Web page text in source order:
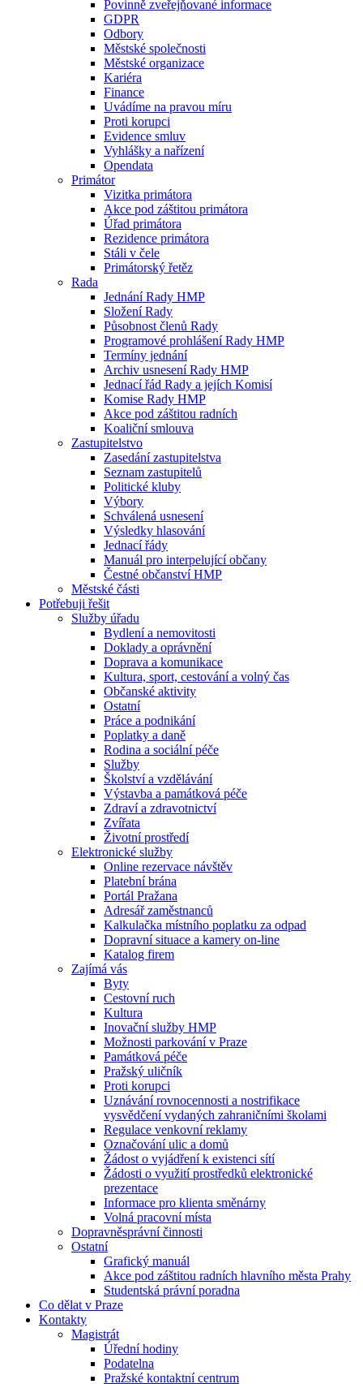
Povinně zveřejňované informace
GDPR
Odbory
Městské společnosti
Městské organizace
Kariéra
Finance
Uvádíme na pravou míru
Proti korupci
Evidence smluv
Vyhlášky a nařízení
Opendata
Primátor
Vizitka primátora
Akce pod záštitou primátora
Úřad primátora
Rezidence primátora
Stáli v čele
Primátorský řetěz
Rada
Jednání Rady HMP
Složení Rady
Působnost členů Rady
Programové prohlášení Rady HMP
Termíny jednání
Archiv usnesení Rady HMP
Jednací řád Rady a jejích Komisí
Komise Rady HMP
Akce pod záštitou radních
Koaliční smlouva
Zastupitelstvo
Zasedání zastupitelstva
Seznam zastupitelů
Politické kluby
Výbory
Schválená usnesení
Výsledky hlasování
Jednací řády
Manuál pro interpelující občany
Čestné občanství HMP
Městské části
Potřebuji řešit
Služby úřadu
Bydlení a nemovitosti
Doklady a oprávnění
Doprava a komunikace
Kultura, sport, cestování a volný čas
Občanské aktivity
Ostatní
Práce a podnikání
Poplatky a daně
Rodina a sociální péče
Služby
Školství a vzdělávání
Výstavba a památková péče
Zdraví a zdravotnictví
Zvířata
Životní prostředí
Elektronické služby
Online rezervace návštěv
Platební brána
Portál Pražana
Adresář zaměstnanců
Kalkulačka místního poplatku za odpad
Dopravní situace a kamery on-line
Katalog firem
Zajímá vás
Byty
Cestovní ruch
Kultura
Inovační služby HMP
Možnosti parkování v Praze
Památková péče
Pražský uličník
Proti korupci
Uznávání rovnocennosti a nostrifikace
vysvědčení vydaných zahraničními školami
Regulace venkovní reklamy
Označování ulic a domů
Žádost o vyjádření k existenci sítí
Žádosti o využití prostředků elektronické
prezentace
Informace pro klienta směnárny
Volná pracovní místa
Dopravněsprávní činnosti
Ostatní
Grafický manuál
Akce pod záštitou radních hlavního města Prahy
Studentská právní poradna
Co dělat v Praze
Kontakty
Magistrát
Úřední hodiny
Podatelna
Pražské kontaktní centrum